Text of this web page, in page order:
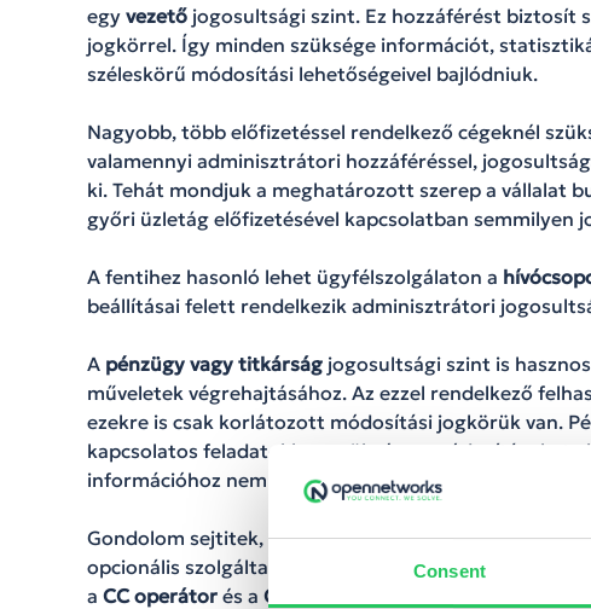
Consent
egy vezető jogosultsági szint. Ez hozzáférést biztosít
jogkörrel. Így minden szüksége információt,
széleskörű módosítási lehetőségeivel bajlódniuk.
Nagyobb, több előfizetéssel rendelkező cégeknél
valamennyi adminisztrátori hozzáféréssel,
ki. Tehát mondjuk a meghatározott szerep a vállalat
győri üzletág előfizetésével kapcsolatban semmilyen
A fentihez hasonló lehet ügyfélszolgálaton a
beállításai felett rendelkezik adminisztrátori
A pénzügy vagy titkárság jogosultsági szint is
műveletek végrehajtásához. Az ezzel rendelkező
ezekre is csak korlátozott módosítási jogkörük van.
kapcsolatos feladatokhoz szükséges módosításokat
információhoz nem kell hozzáférniük.
Gondolom sejtitek, hogy a fent említett szerepek
opcionális szolgáltatásaink között. A felsorolt
a CC operátor és a CC supervisor